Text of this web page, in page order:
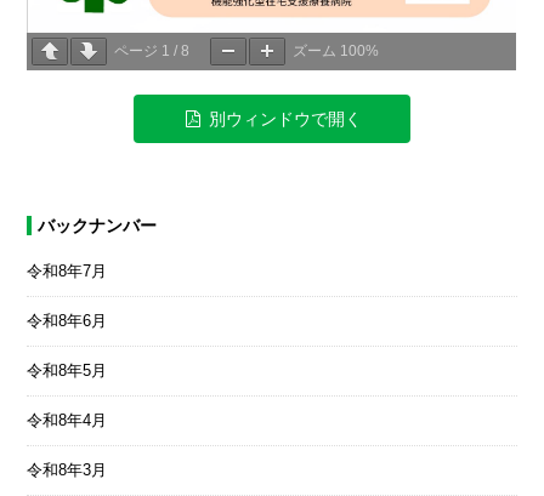
ページ 1 /8 ズーム 100%
別ウィンドウで開く
バックナンバー
令和8年7月
令和8年6月
令和8年5月
令和8年4月
令和8年3月